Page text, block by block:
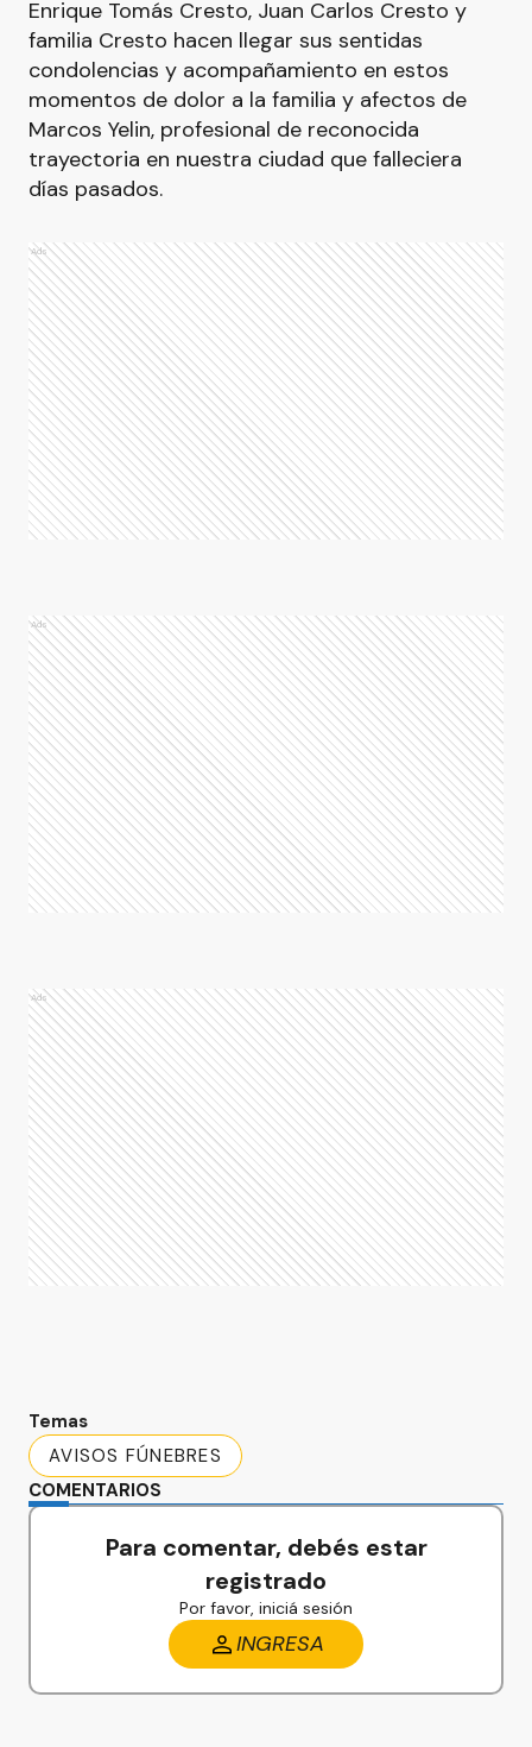
Enrique Tomás Cresto, Juan Carlos Cresto y
familia Cresto hacen llegar sus sentidas
condolencias y acompañamiento en estos
momentos de dolor a la familia y afectos de
Marcos Yelin, profesional de reconocida
trayectoria en nuestra ciudad que falleciera
días pasados.
Ads
Ads
Ads
Temas
AVISOS FÚNEBRES
COMENTARIOS
Para comentar, debés estar
registrado
Por favor, iniciá sesión
INGRESA